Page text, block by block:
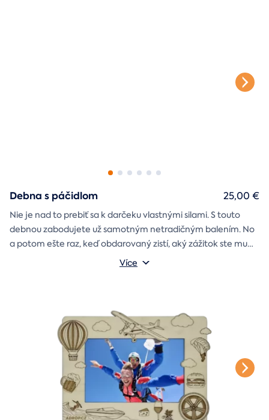
Debna s páčidlom
Nie je nad to prebiť sa k darčeku vlastnými silami. S touto
debnou zabodujete už samotným netradičným balením. No
a potom ešte raz, keď obdarovaný zistí, aký zážitok ste mu
darčekovú skladačku
Vonkajšie rozmery: 20 × 20 × 20 cm
Více
25,00 €